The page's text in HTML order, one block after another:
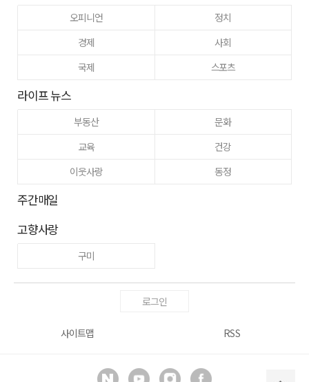
오피니언
정치
경제
사회
국제
스포츠
라이프 뉴스
부동산
문화
교육
건강
이웃사랑
동정
주간매일
고향사랑
구미
로그인
사이트맵 RSS